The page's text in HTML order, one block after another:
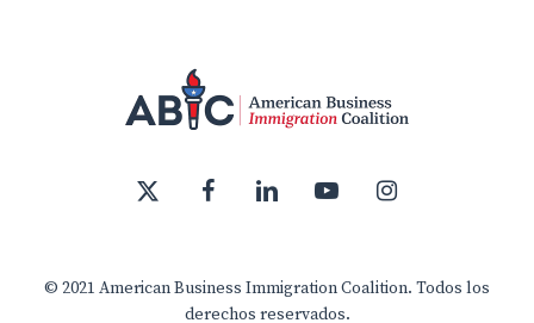
twitter
facebook
© 2021 American Business Immigration Coalition. Todos los
derechos reservados.